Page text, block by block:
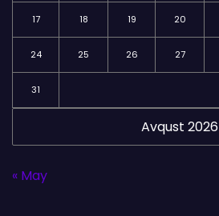
Avqust 2026
17 18 19 20
24 25 26 27
31
« May